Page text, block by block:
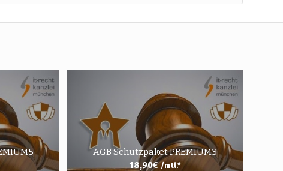
AGB Schutzpaket PREMIUM3
18,90€ /mtl.*